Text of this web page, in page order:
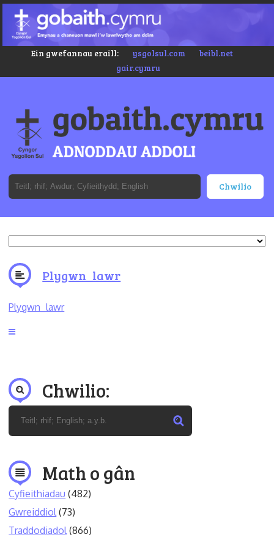
Ein gwefannau eraill: ysgolsul.com
beibl.net
gair.cymru
Plygwn_lawr
Plygwn_lawr
Chwilio:
Math o gân
Cyfieithiadau (482)
Gwreiddiol (73)
Traddodiadol (866)